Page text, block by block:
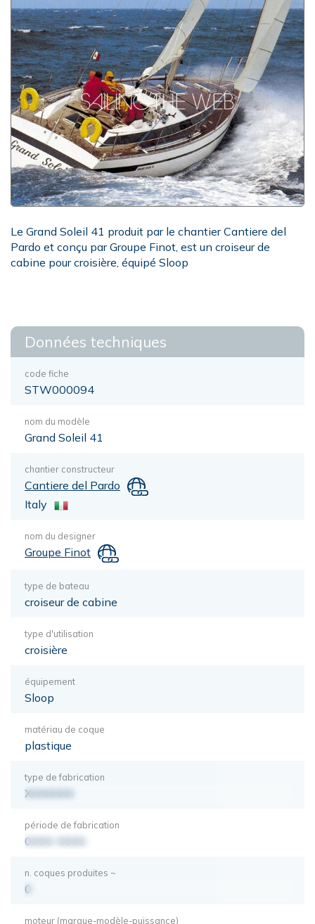
Le Grand Soleil 41 produit par le chantier Cantiere del
Pardo et conçu par Groupe Finot, est un croiseur de
cabine pour croisière, équipé Sloop
Données techniques
code fiche
STW000094
nom du modèle
Grand Soleil 41
chantier constructeur
Cantiere del Pardo
Italy
nom du designer
Groupe Finot
type de bateau
croiseur de cabine
type d'utilisation
croisière
équipement
Sloop
matériau de coque
plastique
type de fabrication
XXXXXXX
période de fabrication
0000-0000
n. coques produites ~
0
moteur (marque-modèle-puissance)